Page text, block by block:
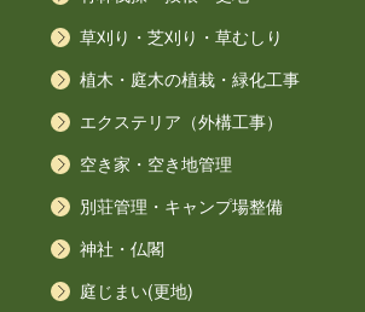
草刈り・芝刈り・草むしり
植木・庭木の植栽・緑化工事
エクステリア（外構工事）
空き家・空き地管理
別荘管理・キャンプ場整備
神社・仏閣
庭じまい(更地)